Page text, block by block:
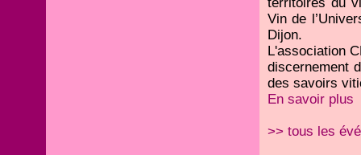
Vin de
Dijon.
L'association
discernement
des savoirs
En savoir plus
>> tous les